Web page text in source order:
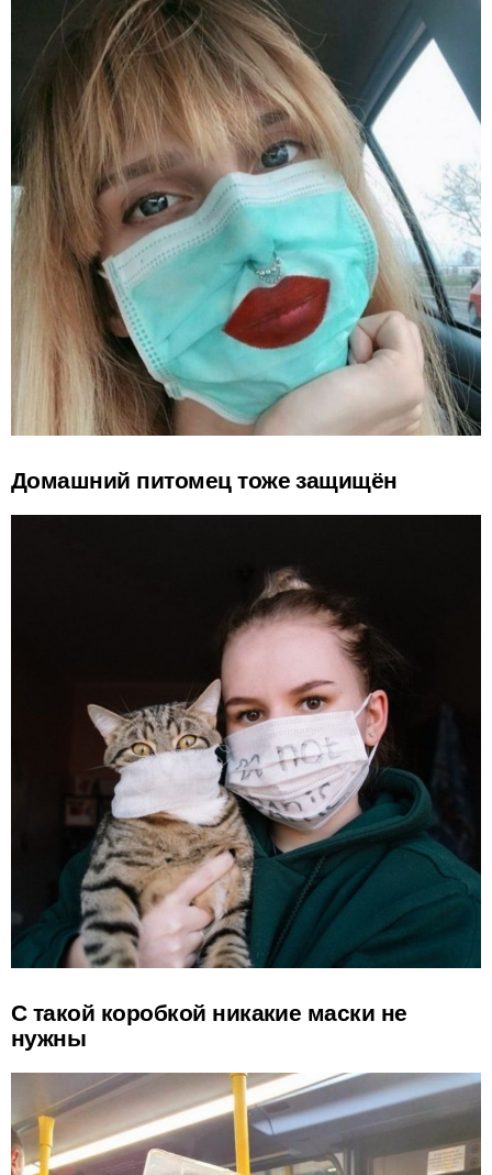
Домашний питомец тоже защищён
С такой коробкой никакие маски не
нужны